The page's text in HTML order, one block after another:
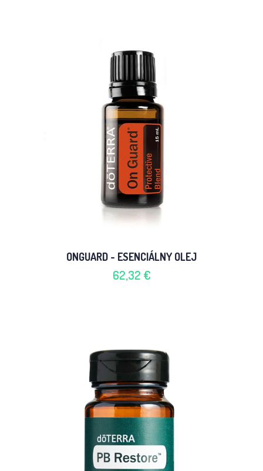
ONGUARD - ESENCIÁLNY OLEJ
62,32 €